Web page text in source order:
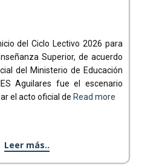
del Ciclo Lectivo 2026 para
Superior, de acuerdo
del Ministerio de Educación
Aguilares fue el escenario
el acto oficial de Read more
Leer más..